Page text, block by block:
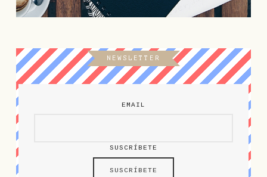
NEWSLETTER
EMAIL
SUSCRÍBETE